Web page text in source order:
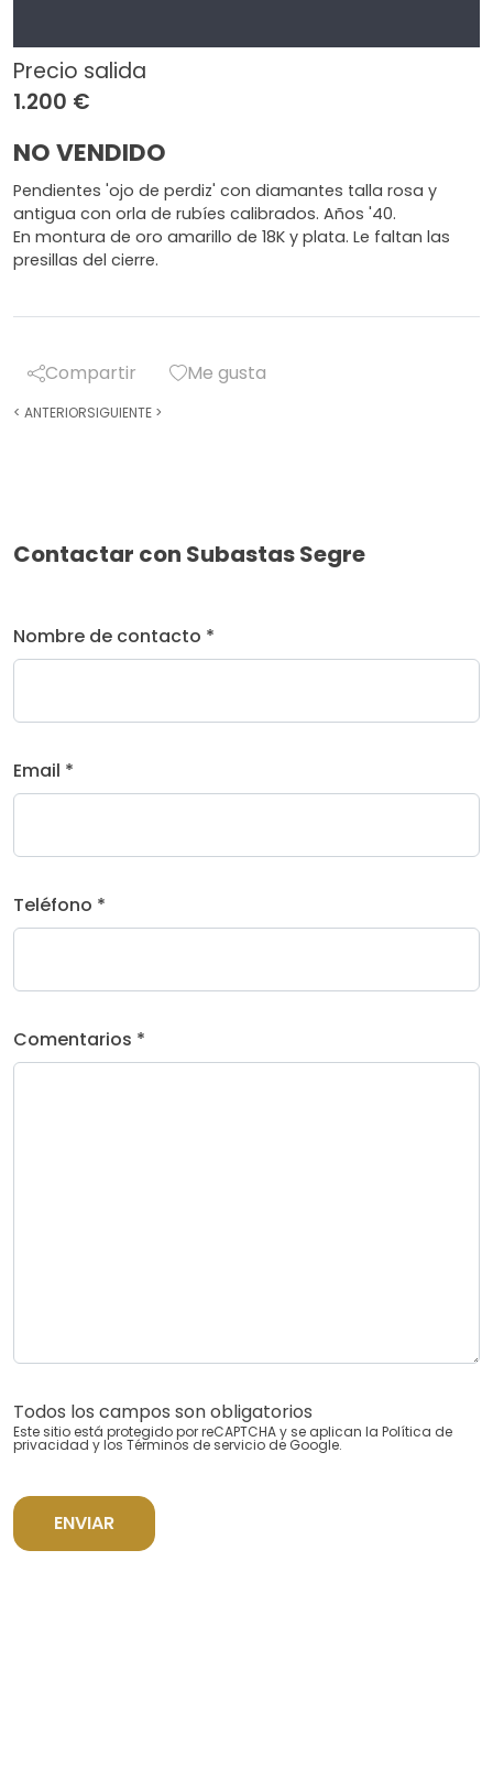
Precio salida
1.200 €
NO VENDIDO
Pendientes 'ojo de perdiz' con diamantes talla rosa y
antigua con orla de rubíes calibrados. Años '40.
En montura de oro amarillo de 18K y plata. Le faltan las
presillas del cierre.
Compartir Me gusta
< ANTERIORSIGUIENTE >
Contactar con Subastas Segre
Nombre de contacto *
Email *
Teléfono *
Comentarios *
Todos los campos son obligatorios
Este sitio está protegido por reCAPTCHA y se aplican la Política de
privacidad y los Términos de servicio de Google.
ENVIAR